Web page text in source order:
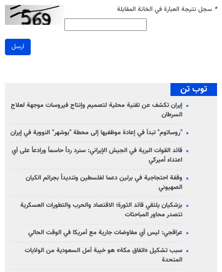
* سجل نتيجة العبارة في الخانة المقابلة
ارسل
توب تن
إيران تكشف عن تقنية محلية لتصميم وإنتاج فيروسات موجهة لعلاج
السرطان
"روساتوم" تبدأ في إعادة موظفيها إلى محطة "بوشهر" النووية في إيران
قائد القوات البرية في الجيش الإيراني: سنرد رداً حاسماً ورادعاً على أي
اعتداء أميركي
وقفة احتجاجية في برلين دعما لفلسطين وتنديداً بجرائم الكيان
الصهیوني
بزشكيان يلتقي قائد الثورة؛ الاقتصاد والحرب والتطورات العسكرية
تتصدر محاور المباحثات
عراقجي: ليس أي مفاوضات جارية مع أمريكا في الوقت الحالي
سبب تشكيل «اتفاق مكة» هو خيبة أمل السعودية من الولايات
المتحدة